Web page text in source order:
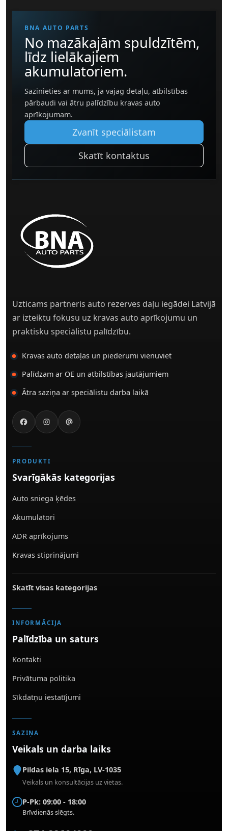
BNA AUTO PARTS
No mazākajām spuldzītēm,
līdz lielākajiem
akumulatoriem.
Sazinieties ar mums, ja vajag detaļu, atbilstības
pārbaudi vai ātru palīdzību kravas auto
aprīkojumam.
Zvanīt speciālistam
Skatīt kontaktus
Uzticams partneris auto rezerves daļu iegādei Latvijā
ar izteiktu fokusu uz kravas auto aprīkojumu un
praktisku speciālistu palīdzību.
Kravas auto detaļas un piederumi vienuviet
Palīdzam ar OE un atbilstības jautājumiem
Ātra saziņa ar speciālistu darba laikā
PRODUKTI
Svarīgākās kategorijas
Auto sniega ķēdes
Akumulatori
ADR aprīkojums
Kravas stiprinājumi
Skatīt visas kategorijas
INFORMĀCIJA
Palīdzība un saturs
Kontakti
Privātuma politika
Sīkdatņu iestatījumi
SAZIŅA
Veikals un darba laiks
Pildas iela 15, Rīga, LV-1035
Veikals un konsultācijas uz vietas.
P-Pk: 09:00 - 18:00
Brīvdienās slēgts.